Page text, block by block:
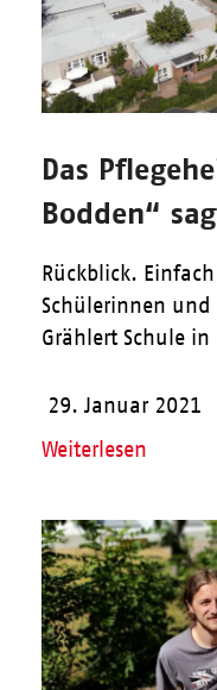
Das
Bodden“
Rückblick.
Schülerinnen und
Grählert Schule
29. Januar 2021
Weiterlesen